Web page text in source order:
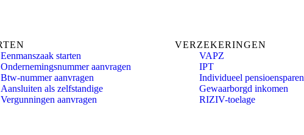
Eenmanszaak starten
Ondernemingsnummer aanvragen
Btw-nummer aanvragen
Aansluiten als zelfstandige
Vergunningen aanvragen
VERZEKERINGEN
VAPZ
IPT
Individueel pensioensparen
Gewaarborgd inkomen
RIZIV-toelage